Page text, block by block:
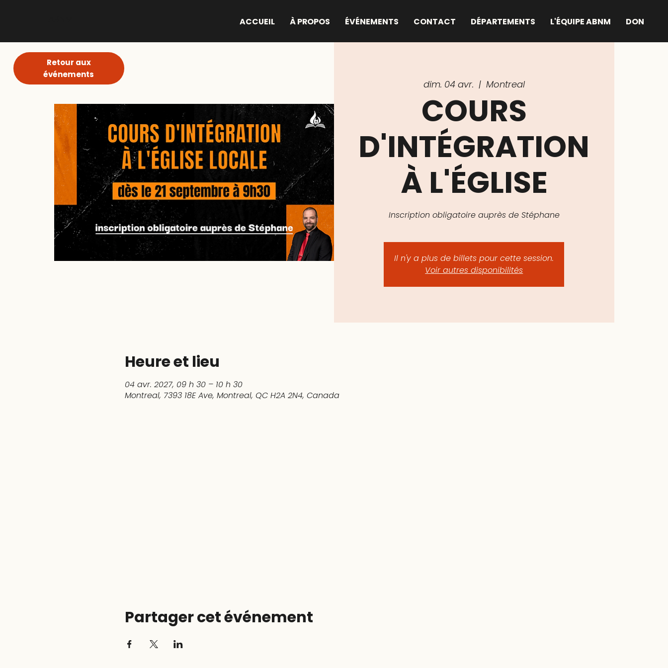
ACCUEIL À PROPOS ÉVÉNEMENTS CONTACT DÉPARTEMENTS L'ÉQUIPE ABNM DON
dim. 04 avr.
  |
Montreal
COURS
D'INTÉGRATION
À L'ÉGLISE
Inscription obligatoire auprès de Stéphane
Il n'y a plus de billets pour cette session.
Voir autres disponibilités
Heure et lieu
04 avr. 2027, 09 h 30 – 10 h 30
Montreal, 7393 18E Ave, Montreal, QC H2A 2N4, Canada
Partager cet événement
Retour aux
événements